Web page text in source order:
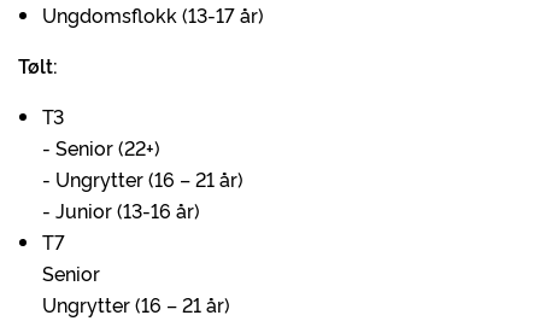
Ungdomsflokk (13-17 år)
Tølt:
T3
- Senior (22+)
- Ungrytter (16 – 21 år)
- Junior (13-16 år)
T7
Senior
Ungrytter (16 – 21 år)